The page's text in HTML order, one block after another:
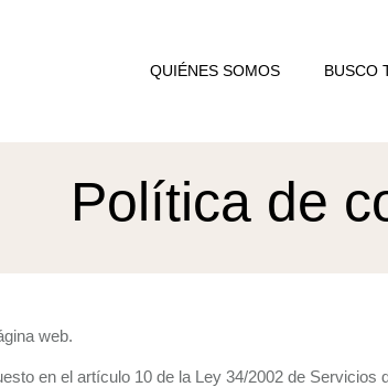
QUIÉNES SOMOS BUSCO
Política de
web.
en el artículo 10 de la Ley 34/2002 de